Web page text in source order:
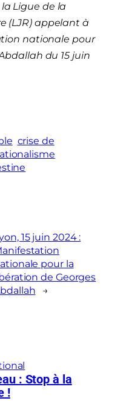
Ligue de la
(LJR) appelant à
nationale pour
du 15 juin
crise de
15 juin 2024 :
pour la
de Georges
→
: Stop à la
!